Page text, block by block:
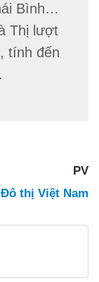
Bình…
Thị lượt
tính đến
PV
thị Việt Nam